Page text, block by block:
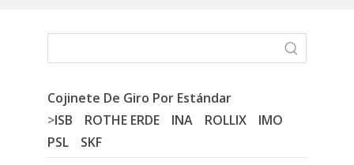
Cojinete De Giro Por Estándar
>ISB ROTHE ERDE INA ROLLIX
IMO
PSL
SKF